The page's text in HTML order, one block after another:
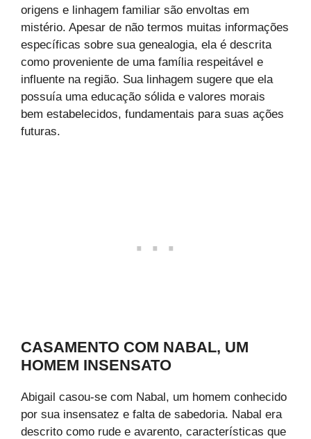
origens e linhagem familiar são envoltas em
mistério. Apesar de não termos muitas informações
específicas sobre sua genealogia, ela é descrita
como proveniente de uma família respeitável e
influente na região. Sua linhagem sugere que ela
possuía uma educação sólida e valores morais
bem estabelecidos, fundamentais para suas ações
futuras.
CASAMENTO COM NABAL, UM
HOMEM INSENSATO
Abigail casou-se com Nabal, um homem conhecido
por sua insensatez e falta de sabedoria. Nabal era
descrito como rude e avarento, características que